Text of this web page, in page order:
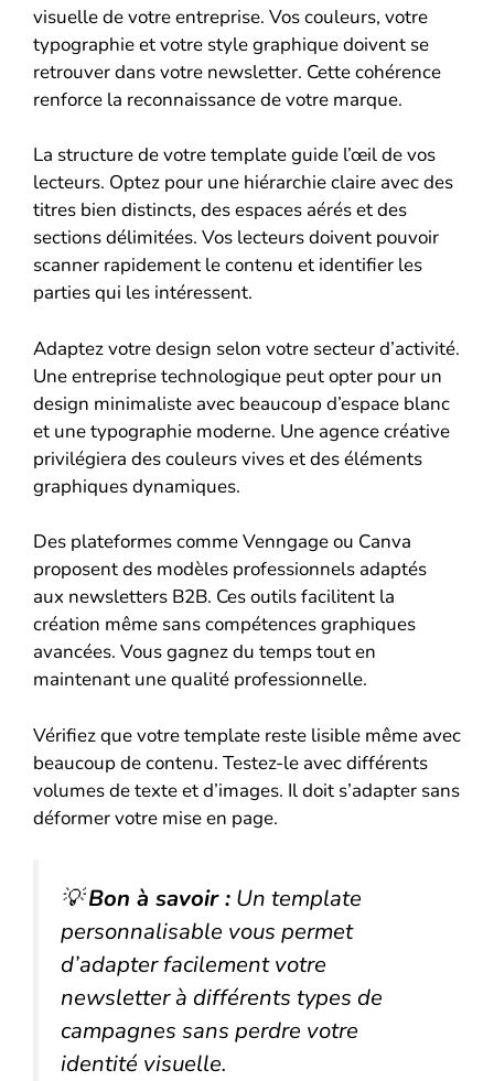
visuelle de votre entreprise. Vos couleurs, votre
typographie et votre style graphique doivent se
retrouver dans votre newsletter. Cette cohérence
renforce la reconnaissance de votre marque.
La structure de votre template guide l’œil de vos
lecteurs. Optez pour une hiérarchie claire avec des
titres bien distincts, des espaces aérés et des
sections délimitées. Vos lecteurs doivent pouvoir
scanner rapidement le contenu et identifier les
parties qui les intéressent.
Adaptez votre design selon votre secteur d’activité.
Une entreprise technologique peut opter pour un
design minimaliste avec beaucoup d’espace blanc
et une typographie moderne. Une agence créative
privilégiera des couleurs vives et des éléments
graphiques dynamiques.
Des plateformes comme Venngage ou Canva
proposent des modèles professionnels adaptés
aux newsletters B2B. Ces outils facilitent la
création même sans compétences graphiques
avancées. Vous gagnez du temps tout en
maintenant une qualité professionnelle.
Vérifiez que votre template reste lisible même avec
beaucoup de contenu. Testez-le avec différents
volumes de texte et d’images. Il doit s’adapter sans
déformer votre mise en page.
💡Bon à savoir : Un template
personnalisable vous permet
d’adapter facilement votre
newsletter à différents types de
campagnes sans perdre votre
identité visuelle.